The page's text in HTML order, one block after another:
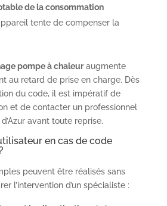
de la consommation
tente de compenser la
pompe à chaleuraugmente
au retard de prise en charge. Dès
du code, il est impératif de
et de contacter un professionnel
avant toute reprise.
en cas de code
peuvent être réalisés sans
l’intervention d’un spécialiste :